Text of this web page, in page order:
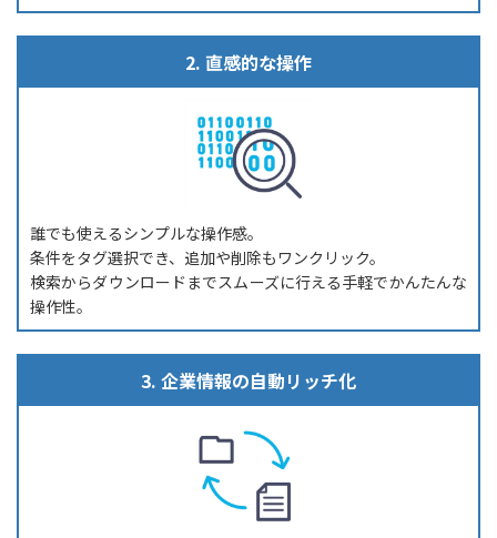
2. 直感的な操作
誰でも使えるシンプルな操作感。
条件をタグ選択でき、追加や削除もワンクリック。
検索からダウンロードまでスムーズに行える手軽でかんたんな
操作性。
3. 企業情報の自動リッチ化